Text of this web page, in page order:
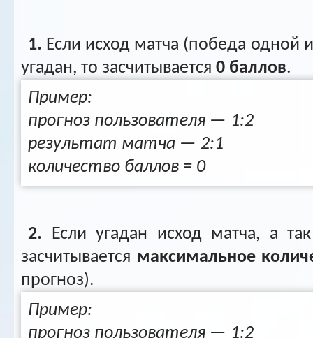
1. Если исход матча (победа одной
угадан, то засчитывается 0 баллов.
Пример:
прогноз пользователя — 1:2
результат матча — 2:1
количество баллов = 0
2. Если угадан исход матча, а
засчитывается максимальное
прогноз).
Пример:
прогноз пользователя — 1:2